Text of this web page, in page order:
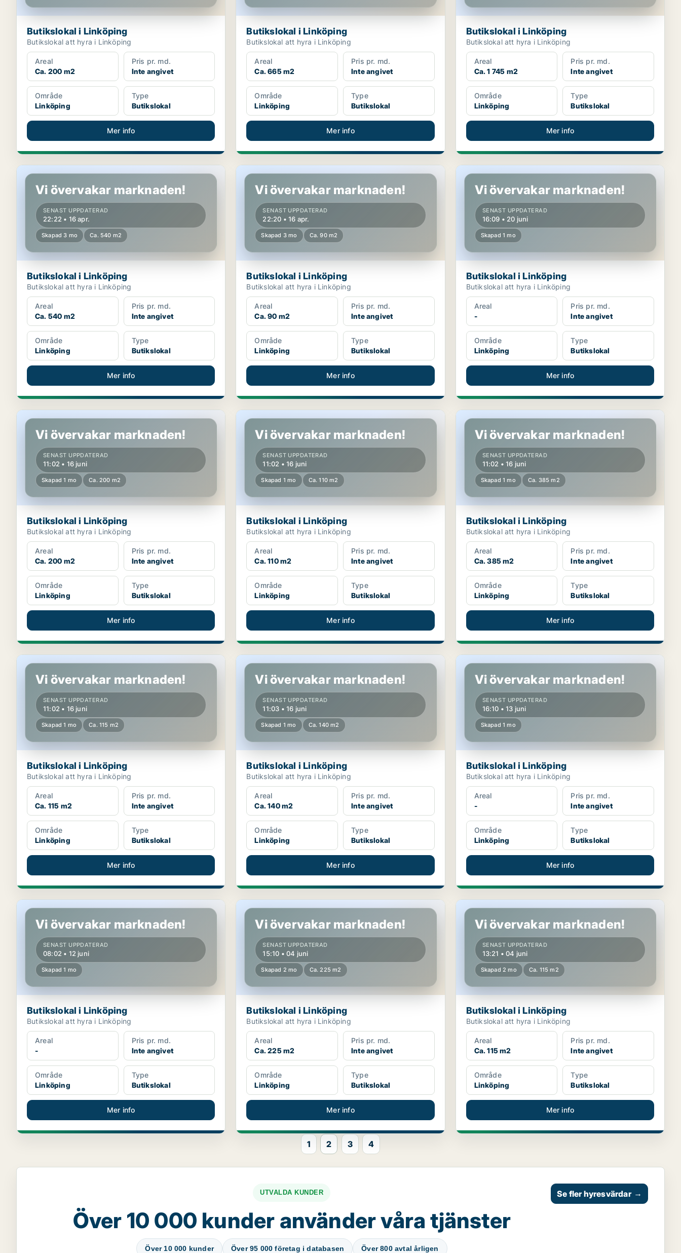
Butikslokal i Linköping
Butikslokal att hyra i Linköping
Areal
Ca. 200 m2
Pris pr. md.
Inte angivet
Område
Linköping
Type
Butikslokal
Mer info
Butikslokal i Linköping
Butikslokal att hyra i Linköping
Areal
Ca. 665 m2
Pris pr. md.
Inte angivet
Område
Linköping
Type
Butikslokal
Mer info
Butikslokal i Linköping
Butikslokal att hyra i Linköping
Areal
Ca. 1 745 m2
Pris pr. md.
Inte angivet
Område
Linköping
Type
Butikslokal
Mer info
Butikslokal i Linköping
Vi övervakar marknaden!
SENAST UPPDATERAD
22:22 • 16 apr.
Skapad 3 mo Ca. 540 m2
Butikslokal i Linköping
Butikslokal att hyra i Linköping
Areal
Ca. 540 m2
Pris pr. md.
Inte angivet
Område
Linköping
Type
Butikslokal
Mer info
Butikslokal i Linköping
Vi övervakar marknaden!
SENAST UPPDATERAD
22:20 • 16 apr.
Skapad 3 mo Ca. 90 m2
Butikslokal i Linköping
Butikslokal att hyra i Linköping
Areal
Ca. 90 m2
Pris pr. md.
Inte angivet
Område
Linköping
Type
Butikslokal
Mer info
Butikslokal i Linköping
Vi övervakar marknaden!
SENAST UPPDATERAD
16:09 • 20 juni
Skapad 1 mo
Butikslokal i Linköping
Butikslokal att hyra i Linköping
Areal
-
Pris pr. md.
Inte angivet
Område
Linköping
Type
Butikslokal
Mer info
Butikslokal i Linköping
Vi övervakar marknaden!
SENAST UPPDATERAD
11:02 • 16 juni
Skapad 1 mo Ca. 200 m2
Butikslokal i Linköping
Butikslokal att hyra i Linköping
Areal
Ca. 200 m2
Pris pr. md.
Inte angivet
Område
Linköping
Type
Butikslokal
Mer info
Butikslokal i Linköping
Vi övervakar marknaden!
SENAST UPPDATERAD
11:02 • 16 juni
Skapad 1 mo Ca. 110 m2
Butikslokal i Linköping
Butikslokal att hyra i Linköping
Areal
Ca. 110 m2
Pris pr. md.
Inte angivet
Område
Linköping
Type
Butikslokal
Mer info
Butikslokal i Linköping
Vi övervakar marknaden!
SENAST UPPDATERAD
11:02 • 16 juni
Skapad 1 mo Ca. 385 m2
Butikslokal i Linköping
Butikslokal att hyra i Linköping
Areal
Ca. 385 m2
Pris pr. md.
Inte angivet
Område
Linköping
Type
Butikslokal
Mer info
Butikslokal i Linköping
Vi övervakar marknaden!
SENAST UPPDATERAD
11:02 • 16 juni
Skapad 1 mo Ca. 115 m2
Butikslokal i Linköping
Butikslokal att hyra i Linköping
Areal
Ca. 115 m2
Pris pr. md.
Inte angivet
Område
Linköping
Type
Butikslokal
Mer info
Butikslokal i Linköping
Vi övervakar marknaden!
SENAST UPPDATERAD
11:03 • 16 juni
Skapad 1 mo Ca. 140 m2
Butikslokal i Linköping
Butikslokal att hyra i Linköping
Areal
Ca. 140 m2
Pris pr. md.
Inte angivet
Område
Linköping
Type
Butikslokal
Mer info
Butikslokal i Linköping
Vi övervakar marknaden!
SENAST UPPDATERAD
16:10 • 13 juni
Skapad 1 mo
Butikslokal i Linköping
Butikslokal att hyra i Linköping
Areal
-
Pris pr. md.
Inte angivet
Område
Linköping
Type
Butikslokal
Mer info
Butikslokal i Linköping
Vi övervakar marknaden!
SENAST UPPDATERAD
08:02 • 12 juni
Skapad 1 mo
Butikslokal i Linköping
Butikslokal att hyra i Linköping
Areal
-
Pris pr. md.
Inte angivet
Område
Linköping
Type
Butikslokal
Mer info
Butikslokal i Linköping
Vi övervakar marknaden!
SENAST UPPDATERAD
15:10 • 04 juni
Skapad 2 mo Ca. 225 m2
Butikslokal i Linköping
Butikslokal att hyra i Linköping
Areal
Ca. 225 m2
Pris pr. md.
Inte angivet
Område
Linköping
Type
Butikslokal
Mer info
Butikslokal i Linköping
Vi övervakar marknaden!
SENAST UPPDATERAD
13:21 • 04 juni
Skapad 2 mo Ca. 115 m2
Butikslokal i Linköping
Butikslokal att hyra i Linköping
Areal
Ca. 115 m2
Pris pr. md.
Inte angivet
Område
Linköping
Type
Butikslokal
Mer info
1 2 3 4
UTVALDA KUNDER
Över 10 000 kunder använder våra tjänster
Över 10 000 kunder Över 95 000 företag i databasen Över 800 avtal årligen
Se fler hyresvärdar →